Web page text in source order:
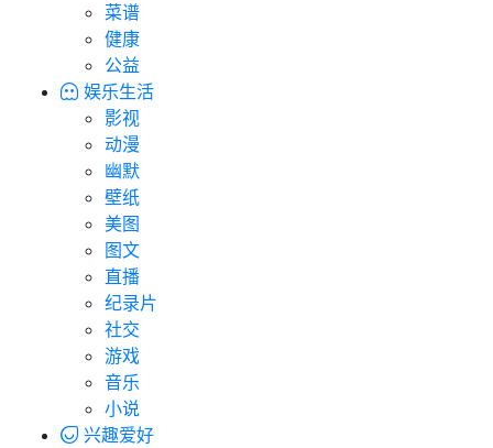
菜谱
健康
公益
娱乐生活
影视
动漫
幽默
壁纸
美图
图文
直播
纪录片
社交
游戏
音乐
小说
兴趣爱好